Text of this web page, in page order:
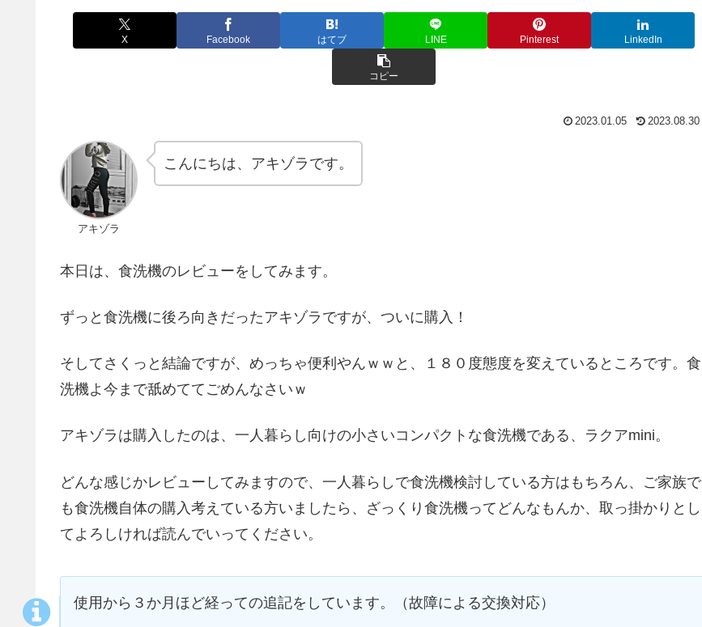
X Facebook はてブ LINE Pinterest LinkedIn
コピー
2023.01.05 2023.08.30
アキゾラ
こんにちは、アキゾラです。
本日は、食洗機のレビューをしてみます。
ずっと食洗機に後ろ向きだったアキゾラですが、ついに購入！
そしてさくっと結論ですが、めっちゃ便利やんｗｗと、１８０度態度を変えているところです。食
洗機よ今まで舐めててごめんなさいｗ
アキゾラは購入したのは、一人暮らし向けの小さいコンパクトな食洗機である、ラクアmini。
どんな感じかレビューしてみますので、一人暮らしで食洗機検討している方はもちろん、ご家族で
も食洗機自体の購入考えている方いましたら、ざっくり食洗機ってどんなもんか、取っ掛かりとし
てよろしければ読んでいってください。
使用から３か月ほど経っての追記をしています。（故障による交換対応）